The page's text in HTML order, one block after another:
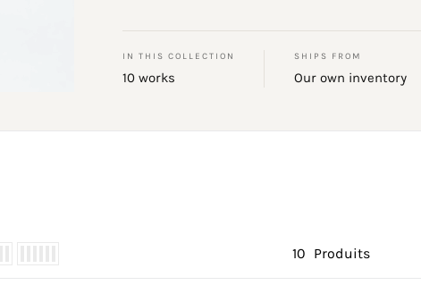
IN THIS COLLECTION
10 works
SHIPS FROM
Our own inventory
10 Produits